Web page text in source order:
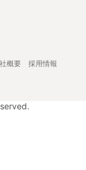
概要
採用情報